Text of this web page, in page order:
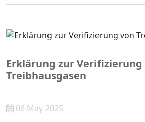
Erklärung zur Verifizierung
Treibhausgasen
06 May 2025